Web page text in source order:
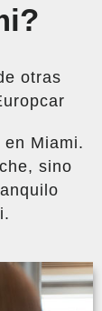
otras
Miami.
sino